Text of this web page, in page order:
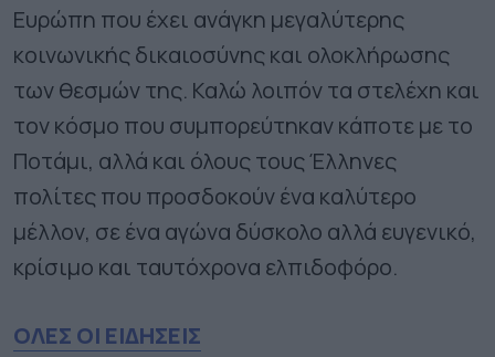
Ευρώπη που έχει ανάγκη μεγαλύτερης
κοινωνικής δικαιοσύνης και ολοκλήρωσης
των θεσμών της. Καλώ λοιπόν τα στελέχη και
τον κόσμο που συμπορεύτηκαν κάποτε με το
Ποτάμι, αλλά και όλους τους Έλληνες
πολίτες που προσδοκούν ένα καλύτερο
μέλλον, σε ένα αγώνα δύσκολο αλλά ευγενικό,
κρίσιμο και ταυτόχρονα ελπιδοφόρο.
ΟΛΕΣ ΟΙ ΕΙΔΗΣΕΙΣ